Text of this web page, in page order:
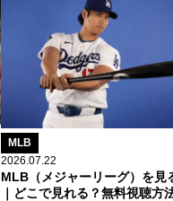
MLB
2026.07.22
MLB（メジャーリーグ）を見
｜どこで見れる？無料視聴方